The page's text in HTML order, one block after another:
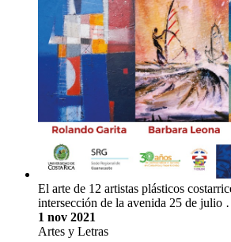
El arte de 12 artistas plásticos
intersección de la avenida 25 de julio
1 nov 2021
Artes y Letras